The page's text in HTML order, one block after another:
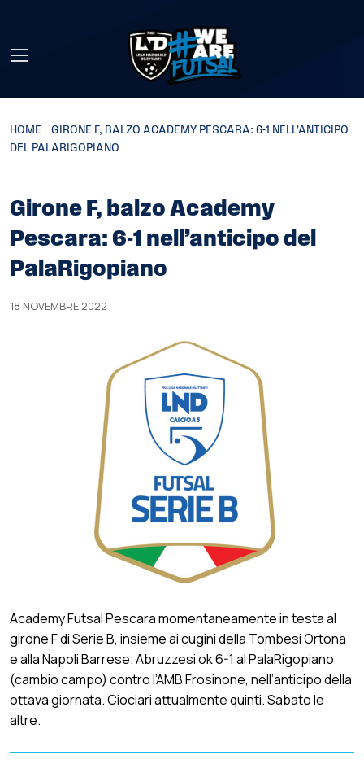
HOME
GIRONE F, BALZO ACADEMY PESCARA: 6-1 NELL’ANTICIPO
DEL PALARIGOPIANO
Girone F, balzo Academy
Pescara: 6-1 nell’anticipo del
PalaRigopiano
18 NOVEMBRE 2022
Academy Futsal Pescara momentaneamente in testa al
girone F di Serie B, insieme ai cugini della Tombesi Ortona
e alla Napoli Barrese. Abruzzesi ok 6-1 al PalaRigopiano
(cambio campo) contro l’AMB Frosinone, nell’anticipo della
ottava giornata. Ciociari attualmente quinti. Sabato le
altre.